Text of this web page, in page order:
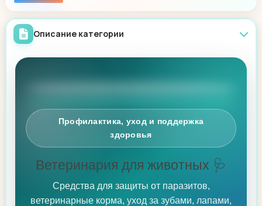
Описание категории
Профилактика, уход и поддержка
здоровья
Ветеринария для животных 🩺
Средства для защиты от паразитов,
ветеринарные корма, уход за зубами, лапами,